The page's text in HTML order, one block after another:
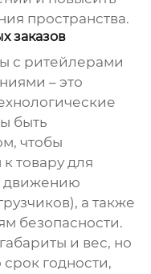
пространства.
заказов
с ритейлерами
– это
быть
чтобы
товару для
движению
а также
безопасности.
и вес, но
годности,